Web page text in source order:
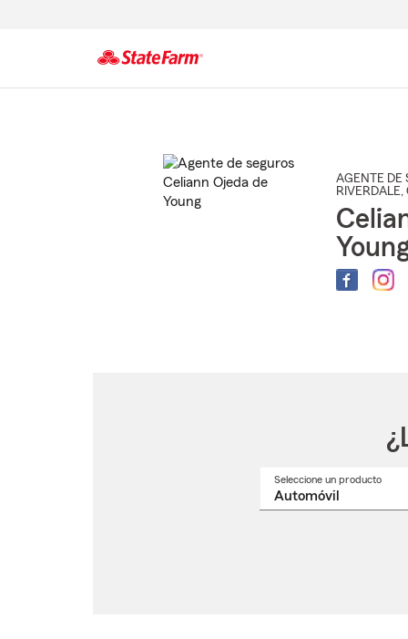
AGENTE DE
RIVERDALE,
Seleccione un producto